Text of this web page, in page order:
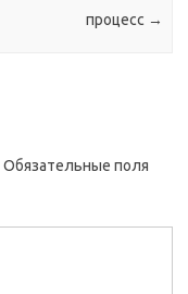
процесс →
Обязательные поля